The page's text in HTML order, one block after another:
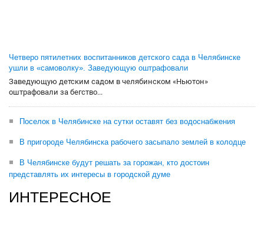
Четверо пятилетних воспитанников детского сада в Челябинске
ушли в «самоволку». Заведующую оштрафовали
Заведующую детским садом в челябинском «Ньютон»
оштрафовали за бегство...
Поселок в Челябинске на сутки оставят без водоснабжения
В пригороде Челябинска рабочего засыпало землей в колодце
В Челябинске будут решать за горожан, кто достоин
представлять их интересы в городской думе
ИНТЕРЕСНОЕ